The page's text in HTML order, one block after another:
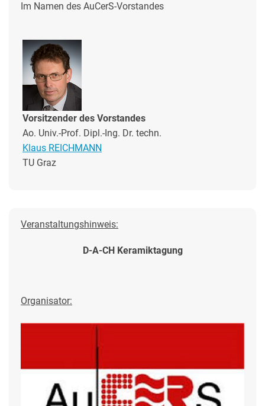
Im Namen des AuCerS-Vorstandes
Vorsitzender des Vorstandes
Ao. Univ.-Prof. Dipl.-Ing. Dr. techn.
Klaus REICHMANN
TU Graz
Veranstaltungshinweis:
D-A-CH Keramiktagung
Organisator: